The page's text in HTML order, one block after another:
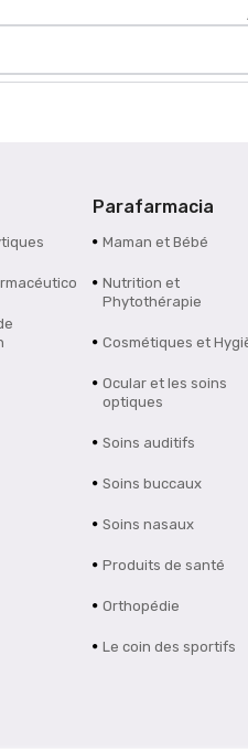
Parafarmacia
Maman et Bébé
Nutrition et
Phytothérapie
Cosmétiques et
Ocular et les soins
optiques
Soins auditifs
Soins buccaux
Soins nasaux
Produits de santé
Orthopédie
Le coin des sportifs